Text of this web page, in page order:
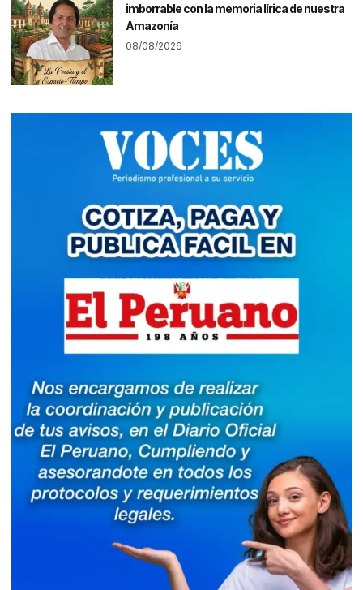
imborrable con la memoria lírica de nuestra
Amazonía
08/08/2026